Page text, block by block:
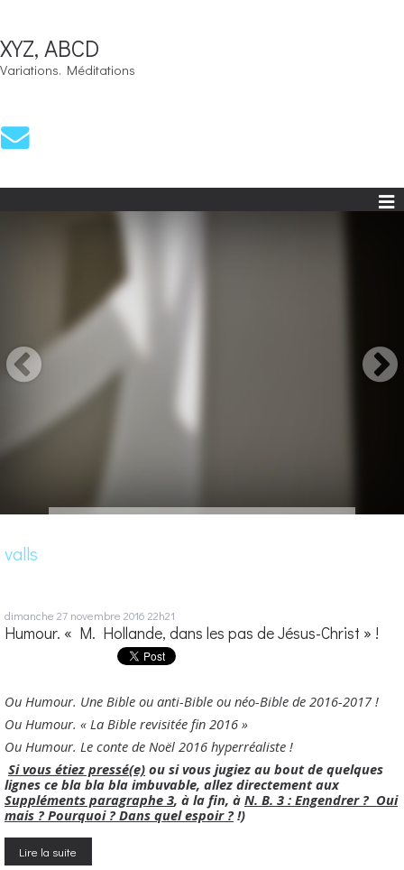
XYZ, ABCD
Variations. Méditations
valls
dimanche 27 novembre 2016 22h21
Humour. « M. Hollande, dans les pas de Jésus-Christ » !
Ou Humour. Une Bible ou anti-Bible ou néo-Bible de 2016-2017 !
Ou Humour. « La Bible revisitée fin 2016 »
Ou Humour. Le conte de Noël 2016 hyperréaliste !
Si vous étiez pressé(e) ou si vous jugiez au bout de quelques
lignes ce bla bla bla imbuvable, allez directement aux
Suppléments paragraphe 3, à la fin, à N. B. 3 : Engendrer ? Oui
mais ? Pourquoi ? Dans quel espoir ?!)
Lire la suite